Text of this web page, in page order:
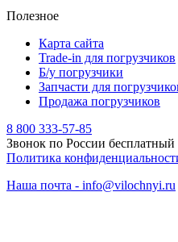
Полезное
Карта сайта
Trade-in для погрузчиков
Б/у погрузчики
Запчасти для
Продажа погрузчиков
8 800 333-57-85
Звонок по России бесплатный
Политика
Наша почта - info@vilochnyi.ru